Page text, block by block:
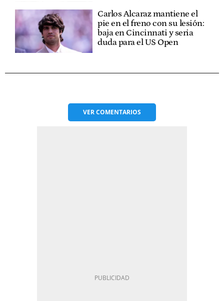
Carlos Alcaraz mantiene el
pie en el freno con su lesión:
baja en Cincinnati y seria
duda para el US Open
VERCOMENTARIOS